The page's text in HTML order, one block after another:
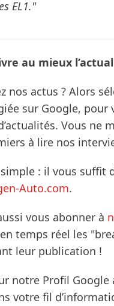
EL1."
au mieux
nos actus ? Alors
sur Google, pour
Vous ne
à lire nos
simple : il vous suffit
Auto.com.
vous abonner à
temps réel les
leur publication !
notre Profil
votre fil